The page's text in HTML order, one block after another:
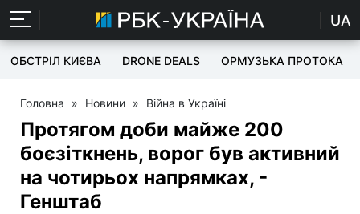
UA
ОБСТРІЛ КИЄВА DRONE DEALS ОРМУЗЬКА ПРОТОКА
Головна » Новини » Війна в Україні
Протягом доби майже 200
боєзіткнень, ворог був активний
на чотирьох напрямках, -
Генштаб